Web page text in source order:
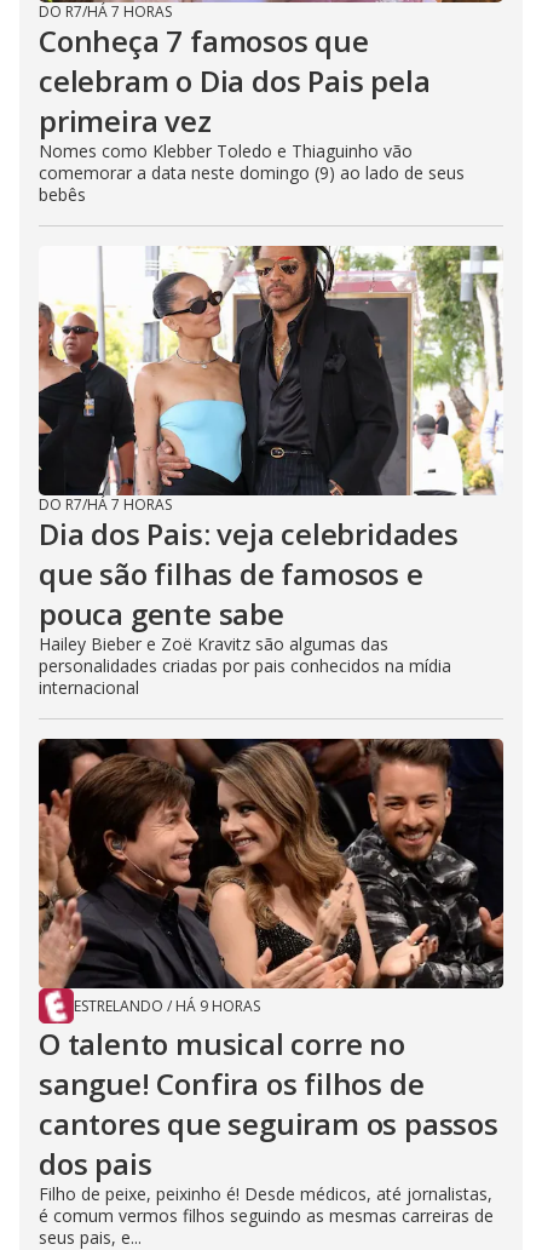
DO R7/HÁ 7 HORAS
Conheça 7 famosos que
celebram o Dia dos Pais pela
primeira vez
Nomes como Klebber Toledo e Thiaguinho vão
comemorar a data neste domingo (9) ao lado de seus
bebês
DO R7/HÁ 7 HORAS
Dia dos Pais: veja celebridades
que são filhas de famosos e
pouca gente sabe
Hailey Bieber e Zoë Kravitz são algumas das
personalidades criadas por pais conhecidos na mídia
internacional
ESTRELANDO / HÁ 9 HORAS
O talento musical corre no
sangue! Confira os filhos de
cantores que seguiram os passos
dos pais
Filho de peixe, peixinho é! Desde médicos, até jornalistas,
é comum vermos filhos seguindo as mesmas carreiras de
seus pais, e...